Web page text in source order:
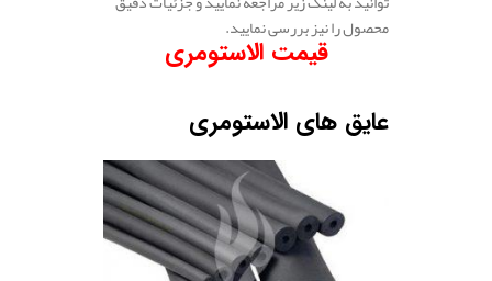
محصول را نیز بررسی نمایید.
قیمت الاستومری
عایق های الاستومری